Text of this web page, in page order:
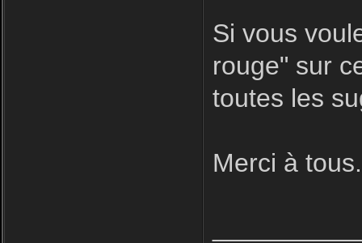
Si vous
rouge" sur
toutes les
Merci à